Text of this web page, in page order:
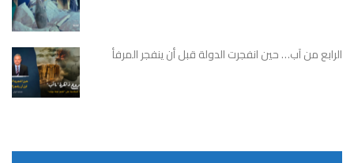
الرابع من آب… حين انفجرت الدولة قبل أن ينفجر المرفأ